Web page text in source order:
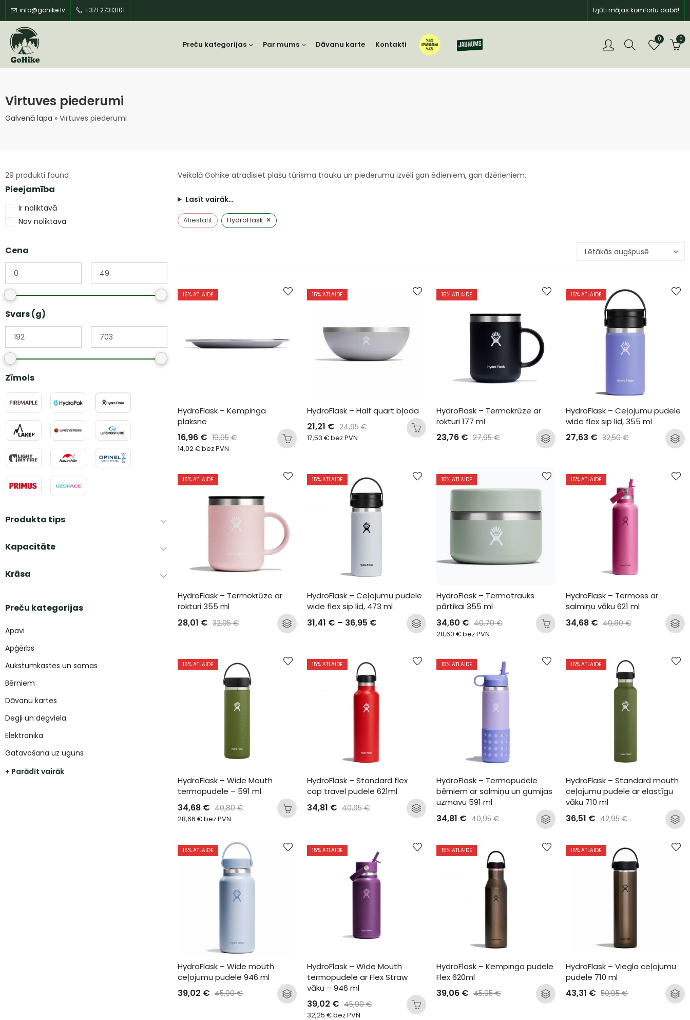
info@gohike.lv +371 27313101 Izjūti mājas komfortu dabā!
Preču kategorijas Par mums Dāvanu karte Kontakti
0 0
Virtuves piederumi
Galvenā lapa » Virtuves piederumi
Veikalā Gohike atradīsiet plašu tūrisma trauku un piederumu izvēli gan ēdieniem, gan dzērieniem.
Lasīt vairāk…
Atiestatīt HydroFlask ×
15% ATLAIDE
HydroFlask – Kempinga
plaksne
16,96 € 19,95€
14,02€bez PVN
15% ATLAIDE
HydroFlask – Half quart bļoda
21,21 € 24,95€
17,53 €bez PVN
15% ATLAIDE
HydroFlask – Termokrūze ar
rokturi 177 ml
23,76 € 27,95€
15% ATLAIDE
HydroFlask – Ceļojumu pudele
wide flex sip lid, 355 ml
27,63 € 32,50€
15% ATLAIDE
HydroFlask – Termokrūze ar
rokturi 355 ml
28,01 € 32,95€
15% ATLAIDE
HydroFlask – Ceļojumu pudele
wide flex sip lid, 473 ml
31,41 € – 36,95 €
15% ATLAIDE
HydroFlask – Termotrauks
pārtikai 355 ml
34,60 € 40,70€
28,60 €bez PVN
15% ATLAIDE
HydroFlask – Termoss ar
salmiņu vāku 621 ml
34,68 € 40,80€
15% ATLAIDE
HydroFlask – Wide Mouth
termopudele – 591 ml
34,68 € 40,80€
28,66 €bez PVN
15% ATLAIDE
HydroFlask – Standard flex
cap travel pudele 621ml
34,81 € 40,95€
15% ATLAIDE
HydroFlask – Termopudele
bērniem ar salmiņu un gumijas
uzmavu 591 ml
34,81 € 40,95€
15% ATLAIDE
HydroFlask – Standard mouth
ceļojumu pudele ar elastīgu
vāku 710 ml
36,51 € 42,95€
15% ATLAIDE
HydroFlask – Wide mouth
ceļojumu pudele 946 ml
39,02 € 45,90€
15% ATLAIDE
HydroFlask – Wide Mouth
termopudele ar Flex Straw
vāku – 946 ml
39,02 € 45,90€
32,25 €bez PVN
15% ATLAIDE
HydroFlask – Kempinga pudele
Flex 620ml
39,06 € 45,95€
15% ATLAIDE
HydroFlask – Viegla ceļojumu
pudele 710 ml
43,31 € 50,95€
29 produkti found
Pieejamība
Ir noliktavā
Nav noliktavā
Cena
Svars (g)
Zīmols
Produkta tips
Kapacitāte
Krāsa
Preču kategorijas
Apavi
Apģērbs
Aukstumkastes un somas
Bērniem
Dāvanu kartes
Degļi un degviela
Elektronika
Gatavošana uz uguns
+ Parādīt vairāk